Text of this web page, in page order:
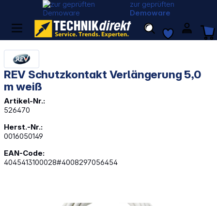
zur geprüften
Demoware
REV Schutzkontakt Verlängerung 5,0
m weiß
Artikel-Nr.:
526470
Herst.-Nr.:
0016050149
EAN-Code:
4045413100028#4008297056454